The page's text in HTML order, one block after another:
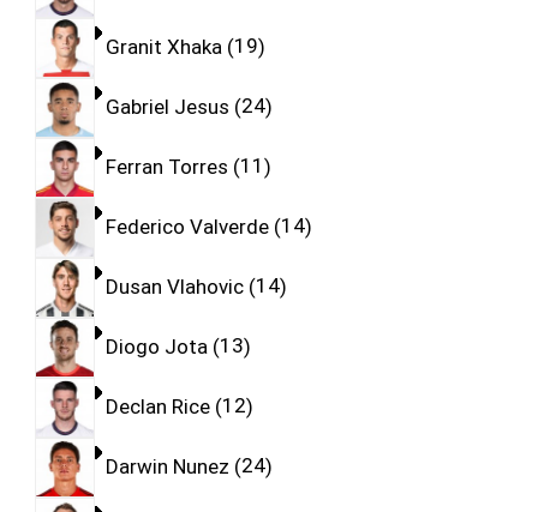
Granit Xhaka 19
Gabriel Jesus 24
Ferran Torres 11
Federico Valverde 14
Dusan Vlahovic 14
Diogo Jota 13
Declan Rice 12
Darwin Nunez 24